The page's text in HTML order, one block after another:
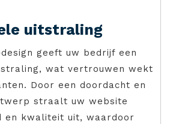
uitstraling
geeft uw bedrijf een
wat vertrouwen wekt
Door een doordacht en
straalt uw website
en kwaliteit uit, waardoor